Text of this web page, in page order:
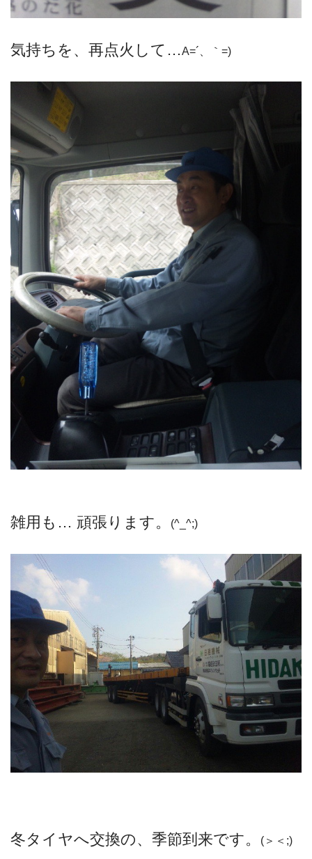
気持ちを、再点火して…A=´、｀=)ゞ
雑用も… 頑張ります。 (^_^;)
冬タイヤへ交換の、季節到来です。 (＞＜;)